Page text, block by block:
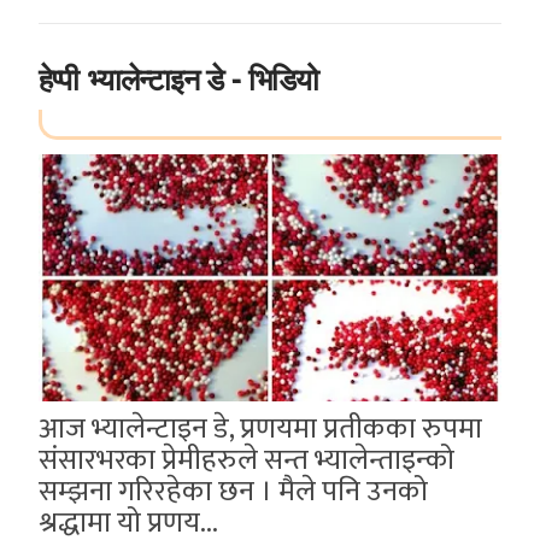
हेप्पी भ्यालेन्टाइन डे - भिडियो
आज भ्यालेन्टाइन डे, प्रणयमा प्रतीकका रुपमा
संसारभरका प्रेमीहरुले सन्त भ्यालेन्ताइन्को
सम्झना गरिरहेका छन । मैले पनि उनको
श्रद्धामा यो प्रणय...